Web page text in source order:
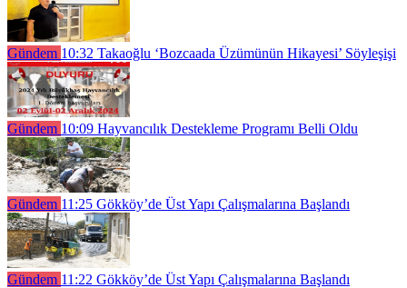
Gündem 10:32 Takaoğlu ‘Bozcaada Üzümünün Hikayesi’ Söyleşişi
Gündem 10:09 Hayvancılık Destekleme Programı Belli Oldu
Gündem 11:25 Gökköy’de Üst Yapı Çalışmalarına Başlandı
Gündem 11:22 Gökköy’de Üst Yapı Çalışmalarına Başlandı